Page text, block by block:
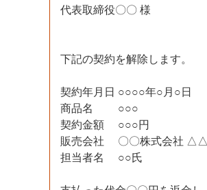
代表取締役〇〇 様
下記の契約を解除します。
契約年月日 ○○○○年○月○日
商品名 ○○○
契約金額 ○○○円
販売会社 〇〇株式会社 △△
担当者名 ○○氏